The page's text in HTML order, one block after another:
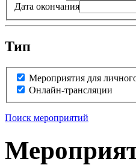
Дата окончания
Тип
Мероприятия для
Онлайн-трансляции
Поиск мероприятий